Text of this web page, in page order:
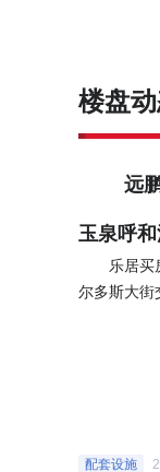
楼盘
远
玉泉呼
乐居买房
尔多斯大街
配套设施